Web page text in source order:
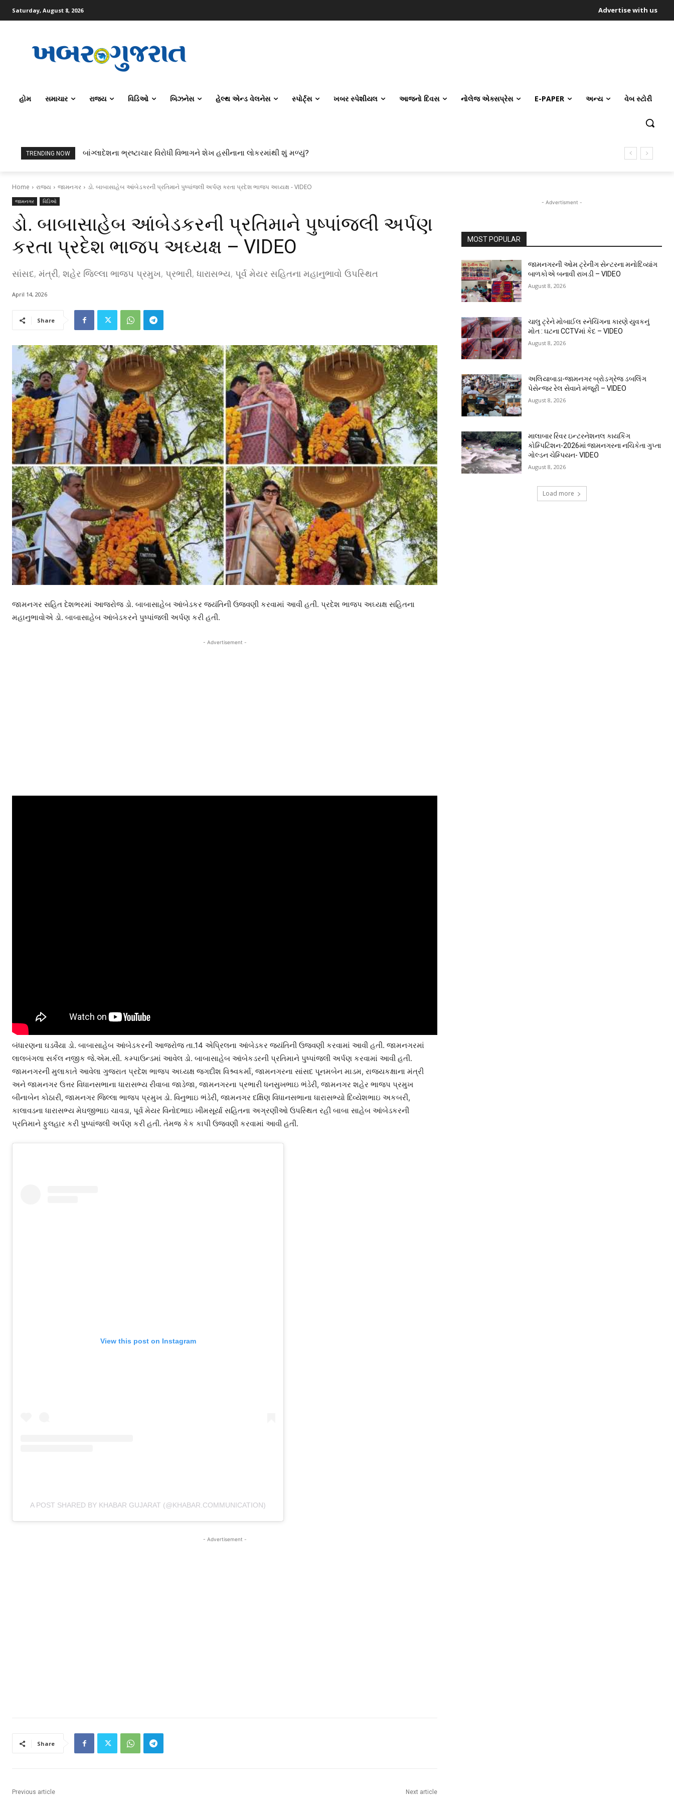
Saturday, August 8, 2026 Advertise with us
હોમ સમાચાર રાજ્ય વિડિઓ બિઝનેસ હેલ્થ એન્ડ વેલનેસ સ્પોર્ટ્સ ખબર સ્પેશીયલ આજનો દિવસ નોલેજ એક્સપ્રેસ E-PAPER અન્ય વેબ સ્ટોરી
TRENDING NOW ટોપર્સ કોમ્પ્યુટર સાયન્સ અને AI કરતાં સિવિલ એન્જિનિયરિંગ કેમ પસંદ કરી રહ્યા છે? IITનો ટ્રેન્ડ બદલાઈ ગયો છે
Home રાજ્ય જામનગર ડો. બાબાસાહેબ આંબેડકરની પ્રતિમાને પુષ્પાંજલી અર્પણ કરતા પ્રદેશ ભાજપ અઘ્યક્ષ - VIDEO
જામનગર વિડિઓ
ડો. બાબાસાહેબ આંબેડકરની પ્રતિમાને પુષ્પાંજલી અર્પણ
કરતા પ્રદેશ ભાજપ અઘ્યક્ષ – VIDEO
સાંસદ, મંત્રી, શહેર જિલ્લા ભાજપ પ્રમુખ, પ્રભારી, ધારાસભ્ય, પૂર્વ મેયર સહિતના મહાનુભાવો ઉપસ્થિત
April 14, 2026
Share
જામનગર સહિત દેશભરમાં આજરોજ ડો. બાબાસાહેબ આંબેડકર જયંતિની ઉજવણી કરવામાં આવી હતી. પ્રદેશ ભાજપ અઘ્યક્ષ સહિતના
મહાનુભાવોએ ડો. બાબાસાહેબ આંબેડકરને પુષ્પાંજલી અર્પણ કરી હતી.
- Advertisement -
બંધારણના ઘડવૈયા ડો. બાબાસાહેબ આંબેડકરની આજરોજ તા.14 એપ્રિલના આંબેડકર જયંતિની ઉજવણી કરવામાં આવી હતી. જામનગરમાં
લાલબંગલા સર્કલ નજીક જે.એમ.સી. કમ્પાઉન્ડમાં આવેલ ડો. બાબાસાહેબ આંબેકડરની પ્રતિમાને પુષ્પાંજલી અર્પણ કરવામાં આવી હતી.
જામનગરની મુલાકાતે આવેલા ગુજરાત પ્રદેશ ભાજપ અઘ્યક્ષ જગદીશ વિશ્ર્વકર્મા, જામનગરના સાંસદ પૂનમબેન માડમ, રાજયકક્ષાના મંત્રી
અને જામનગર ઉત્તર વિધાનસભાના ધારાસભ્ય રીવાબા જાડેજા, જામનગરના પ્રભારી ધનસુખભાઇ ભંડેરી, જામનગર શહેર ભાજપ પ્રમુખ
બીનાબેન કોઠારી, જામનગર જિલ્લા ભાજપ પ્રમુખ ડો. વિનુભાઇ ભંડેરી, જામનગર દક્ષિણ વિધાનસભાના ધારાસભ્યો દિવ્યેશભાઇ અકબરી,
કાલાવડના ધારાસભ્ય મેઘજીભાઇ ચાવડા, પૂર્વ મેયર વિનોદભાઇ ખીમસૂર્યા સહિતના અગ્રણીઓ ઉપસ્થિત રહી બાબા સાહેબ આંબેડકરની
પ્રતિમાને ફુલહાર કરી પુષ્પાંજલી અર્પણ કરી હતી. તેમજ કેક કાપી ઉજવણી કરવામાં આવી હતી.
View this post on Instagram
A POST SHARED BY KHABAR GUJARAT (@KHABAR.COMMUNICATION)
- Advertisement -
Share
Previous article Next article
- Advertisment -
MOST POPULAR
જામનગરની ઓમ ટ્રેનીંગ સેન્ટરના મનોદિવ્યાંગ
બાળકોએ બનાવી રાખડી – VIDEO
August 8, 2026
ચાલુ ટ્રેને મોબાઈલ સ્નેચિંગના કારણે યુવકનું
મોત : ઘટના CCTVમાં કેદ – VIDEO
August 8, 2026
અલિયાબાડા-જામનગર બ્રોડગ્રેજ ડબલિંગ
પેસેન્જર રેલ સેવાને મંજૂરી – VIDEO
August 8, 2026
માલાબાર રિવર ઇન્ટરનેશનલ કાયકિંગ
કોમ્પિટિશન-2026માં જામનગરના નચિકેતા ગુપ્તા
ગોલ્ડન ચેમ્પિયન- VIDEO
August 8, 2026
Load more